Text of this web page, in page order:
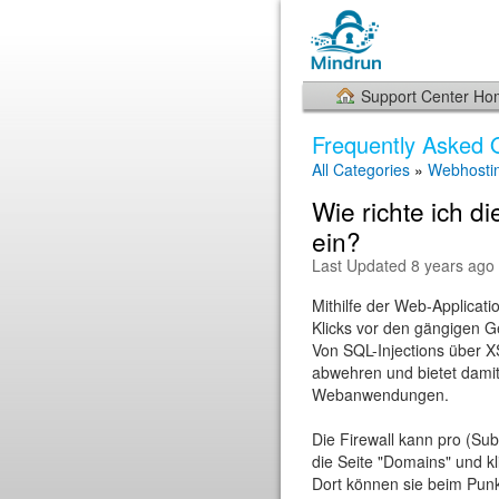
Support Center
Frequently Asked
All Categories »
Wie richte ich
ein?
Last Updated 8 years ago
Mithilfe der Web-
Klicks vor den gängigen
Von SQL-Injections über
abwehren und bietet
Webanwendungen.
Die Firewall kann pro
die Seite "Domains" und
Dort können sie beim